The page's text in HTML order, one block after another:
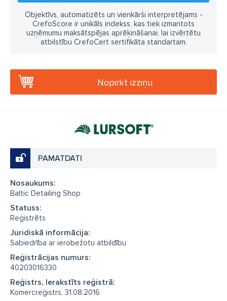
Objektīvs, automatizēts un vienkārši interpretējams -
CrefoScore ir unikāls indekss, kas tiek izmantots
uzņēmumu maksātspējas aprēķināšanai, lai izvērtētu
atbilstību CrefoCert sertifikāta standartam.
Nopirkt izziņu
PAMATDATI
Nosaukums:
Baltic Detailing Shop
Statuss:
Reģistrēts
Juridiskā informācija:
Sabiedrība ar ierobežotu atbildību
Reģistrācijas numurs:
40203016330
Reģistrs, Ierakstīts reģistrā:
Komercreģistrs, 31.08.2016